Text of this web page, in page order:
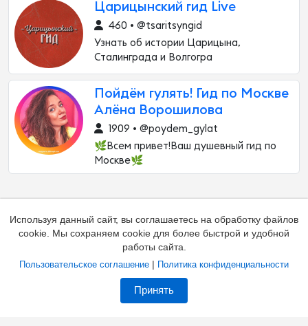
Царицынский гид Live
460 • @tsaritsyngid
Узнать об истории Царицына,
Сталинграда и Волгогра
Пойдём гулять! Гид по Москве
Алёна Ворошилова
1909 • @poydem_gylat
🌿Всем привет!Ваш душевный гид по
Москве🌿
Контакты
Используя данный сайт, вы соглашаетесь на обработку файлов
cookie. Мы сохраняем cookie для более быстрой и удобной
работы сайта.
Пользовательское соглашение | Политика конфиденциальности
Принять